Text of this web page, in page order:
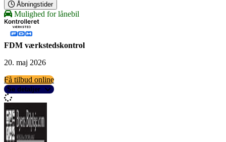
Åbningstider
Mulighed for lånebil
FDM værkstedskontrol
20. maj 2026
Få tilbud online
Se detaljer